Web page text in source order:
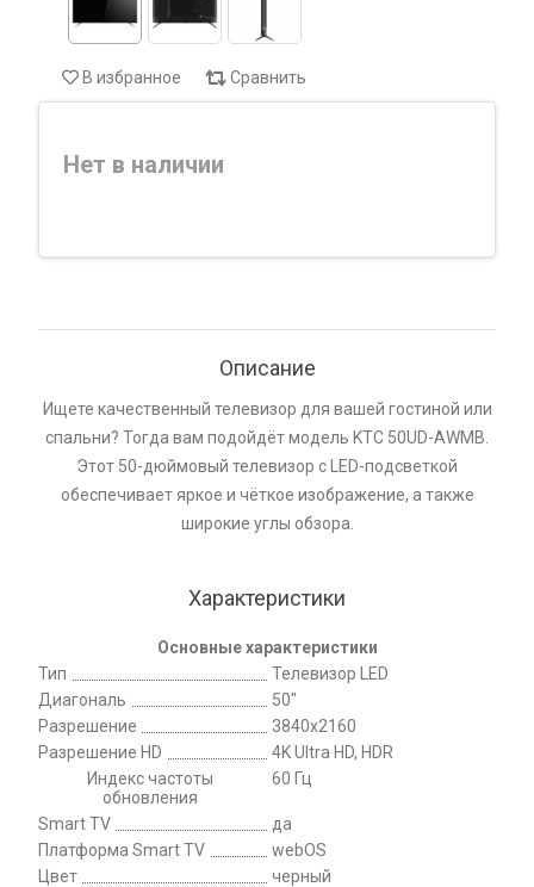
В избранное Сравнить
Нет в наличии
Описание
Ищете качественный телевизор для вашей гостиной или
спальни? Тогда вам подойдёт модель KTC 50UD-AWMB.
Этот 50-дюймовый телевизор с LED-подсветкой
обеспечивает яркое и чёткое изображение, а также
широкие углы обзора.
Характеристики
Основные характеристики
Тип
Телевизор LED
Диагональ
50"
Разрешение
3840x2160
Разрешение HD
4K Ultra HD, HDR
Индекс частоты
обновления
60 Гц
Smart TV
да
Платформа Smart TV
webOS
Цвет
черный